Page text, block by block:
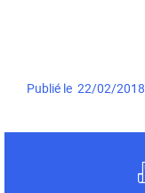
Publié le 22/02/2018